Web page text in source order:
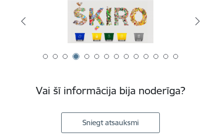
Vai šī informācija bija noderīga?
Sniegt atsauksmi